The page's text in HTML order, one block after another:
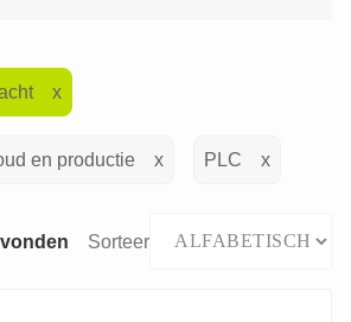
en productie PLC
Sorteer